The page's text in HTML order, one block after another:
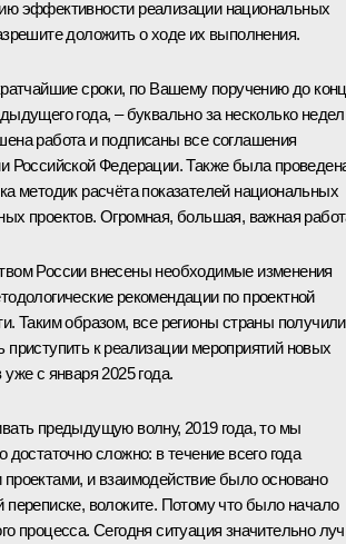
эффективности реализации национальных
доложить о ходе их выполнения.
сроки, по Вашему поручению до
года, – буквально за несколько
работа и подписаны все соглашения
Российской Федерации. Также была
методик расчёта показателей национальных
проектов. Огромная, большая, важная
России внесены необходимые изменения
рекомендации по проектной
Таким образом, все регионы страны получили
приступить к реализации мероприятий новых
уже с января 2025 года.
предыдущую волну, 2019 года, то мы
достаточно сложно: в течение всего года
и взаимодействие было основано
переписке, волоките. Потому что было начало
процесса. Сегодня ситуация значительно